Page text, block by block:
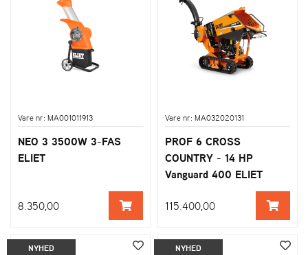
Vare nr: MA001011913
NEO 3 3500W 3-FAS
ELIET
8.350,00
Vare nr: MA032020131
PROF 6 CROSS
COUNTRY - 14 HP
Vanguard 400 ELIET
115.400,00
NYHED NYHED